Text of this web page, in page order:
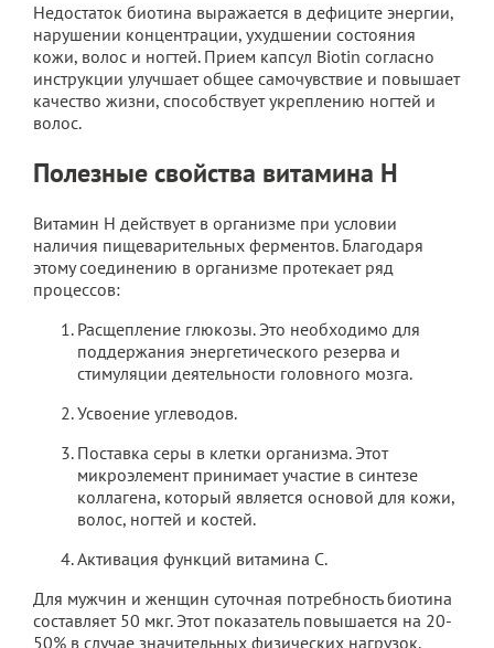
Недостаток биотина выражается в дефиците энергии,
нарушении концентрации, ухудшении состояния
кожи, волос и ногтей. Прием капсул Biotin согласно
инструкции улучшает общее самочувствие и повышает
качество жизни, способствует укреплению ногтей и
волос.
Полезные свойства витамина H
Витамин H действует в организме при условии
наличия пищеварительных ферментов. Благодаря
этому соединению в организме протекает ряд
процессов:
Расщепление глюкозы. Это необходимо для
поддержания энергетического резерва и
стимуляции деятельности головного мозга.
Усвоение углеводов.
Поставка серы в клетки организма. Этот
микроэлемент принимает участие в синтезе
коллагена, который является основой для кожи,
волос, ногтей и костей.
Активация функций витамина С.
Для мужчин и женщин суточная потребность биотина
составляет 50 мкг. Этот показатель повышается на 20-
50% в случае значительных физических нагрузок,